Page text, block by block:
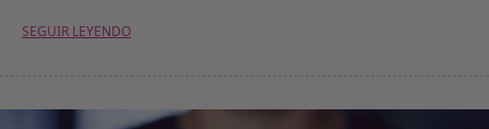
SEGUIR LEYENDO